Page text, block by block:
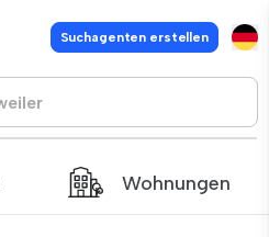
Suchagenten erstellen
Wohnungen